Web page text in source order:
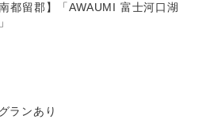
南都留郡】「AWAUMI 富士河口湖
ランあり